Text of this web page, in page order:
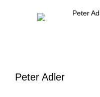
Peter Adler